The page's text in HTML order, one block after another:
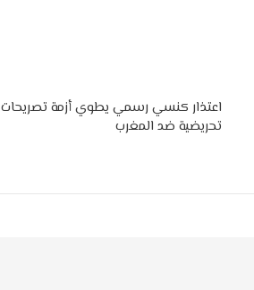
اعتذار كنسي رسمي يطوي أزمة تصريحات
تحريضية ضد المغرب